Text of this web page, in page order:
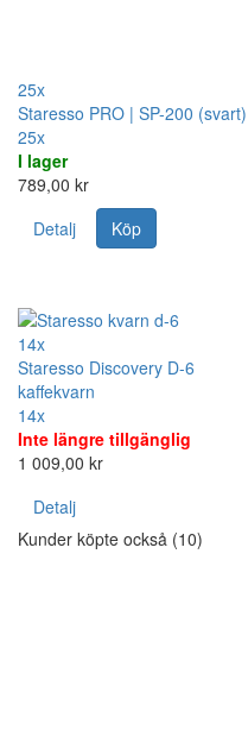
25x
Staresso PRO | SP-200 (svart)
25x
I lager
789,00 kr
Detalj
Köp
14x
Staresso Discovery D-6
kaffekvarn
14x
Inte längre tillgänglig
1 009,00 kr
Detalj
Kunder köpte också (10)